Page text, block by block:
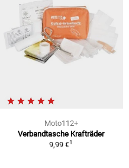
Moto112+
Verbandtasche Krafträder
9,99 €1